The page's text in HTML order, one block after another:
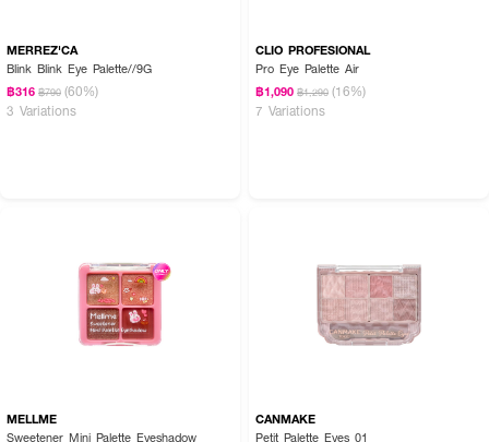
MERREZ'CA
Blink Blink Eye Palette//9G
฿316 ฿790 (60%)
3 Variations
CLIO PROFESIONAL
Pro Eye Palette Air
฿1,090 ฿1,290 (16%)
7 Variations
MELLME
Sweetener Mini Palette Eyeshadow
CANMAKE
Petit Palette Eyes 01